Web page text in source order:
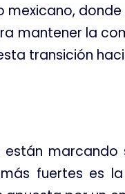
mantener la
transición
están
fuertes es